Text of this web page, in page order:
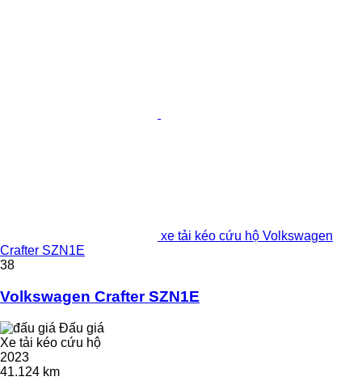
xe tải kéo cứu hộ Volkswagen
Crafter SZN1E
38
Volkswagen Crafter SZN1E
Đấu giá
Xe tải kéo cứu hộ
2023
41.124 km